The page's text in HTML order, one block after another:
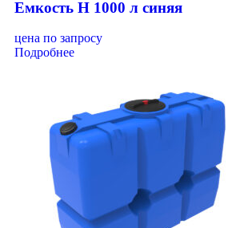
Емкость H 1000 л синяя
цена по запросу
Подробнее